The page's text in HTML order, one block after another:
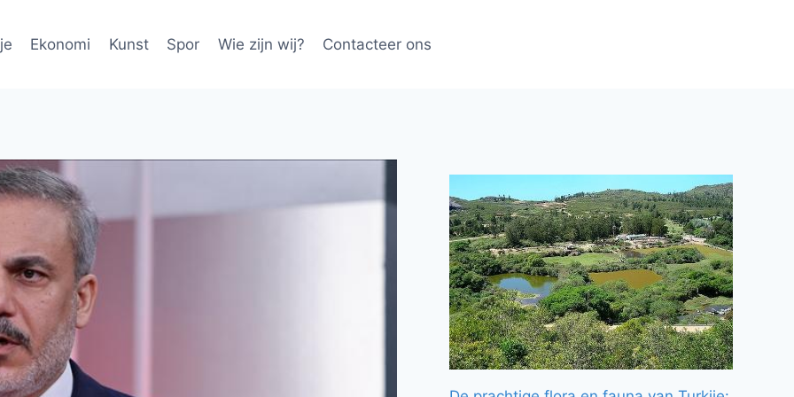
Ekonomi Kunst Spor Wie zijn wij? Contacteer ons